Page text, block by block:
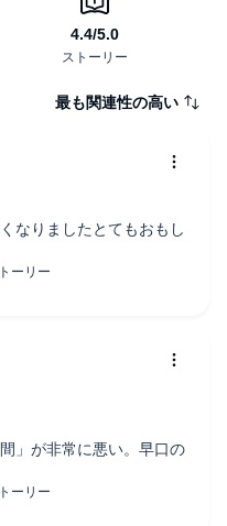
最も関連性の高い
なりましたとてもおもし
」が非常に悪い。早口の